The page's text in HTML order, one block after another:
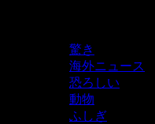
驚き
海外ニュース
恐ろしい
動物
ふしぎ